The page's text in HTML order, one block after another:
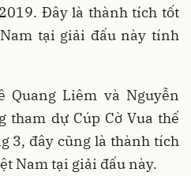
Đây là thành tích tốt
tại giải đấu này tính
Quang Liêm và Nguyễn
tham dự Cúp Cờ Vua thế
3, đây cũng là thành tích
Nam tại giải đấu này.